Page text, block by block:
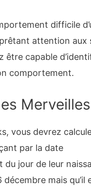
difficile
attention aux
être capable
comportement.
Merveilles
vous devrez
par la date
jour de leur
mais qu’il